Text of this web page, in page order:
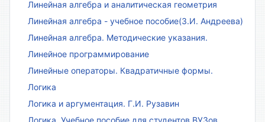
Линейная алгебра и аналитическая геометрия
Линейная алгебра - учебное пособие(З.И. Андреева)
Линейная алгебра. Методические указания.
Линейное программирование
Линейные операторы. Квадратичные формы.
Логика
Логика и аргументация. Г.И. Рузавин
Логика. Учебное пособие для студентов ВУЗов